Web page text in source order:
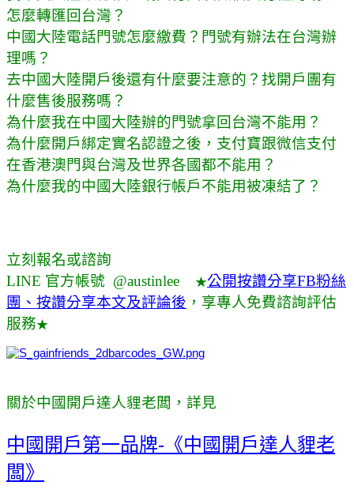
怎麼轉匯回台灣？
中國大陸電話門號怎麼繳費？門號有辦法在台灣辦
理嗎？
去中國大陸開戶後還有什麼要注意的？找開戶團有
什麼售後服務嗎？
為什麼我在中國大陸辦的門號拿回台灣不能用？
為什麼開戶綁定實名認證之後，支付寶跟微信支付
在香港澳門與台灣及世界各國都不能用？
為什麼我的中國大陸銀行帳戶不能用被凍結了？
立刻報名或諮詢
LINE 官方帳號 @austinlee
★公開按讚分享FB粉絲
團、按讚分享本文及評論後 ，享專人免費諮詢評估
服務★
關於中國開戶達人貍老闆，詳見
中國開戶第一品牌-《中國開戶達人貍老
闆》